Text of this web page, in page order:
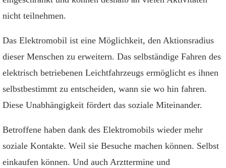
nicht teilnehmen.
Das Elektromobil ist eine Möglichkeit, den Aktionsradius
dieser Menschen zu erweitern. Das selbständige Fahren des
elektrisch betriebenen Leichtfahrzeugs ermöglicht es ihnen
selbstbestimmt zu entscheiden, wann sie wo hin fahren.
Diese Unabhängigkeit fördert das soziale Miteinander.
Betroffene haben dank des Elektromobils wieder mehr
soziale Kontakte. Weil sie Besuche machen können. Selbst
einkaufen können. Und auch Arzttermine und